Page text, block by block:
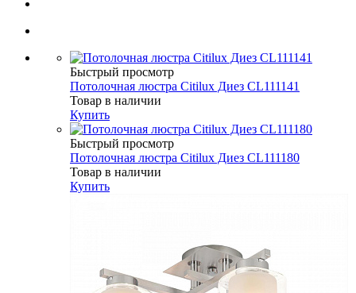
Быстрый просмотр
Потолочная люстра Citilux Диез CL111141
Товар в наличии
Купить
Быстрый просмотр
Потолочная люстра Citilux Диез CL111180
Товар в наличии
Купить